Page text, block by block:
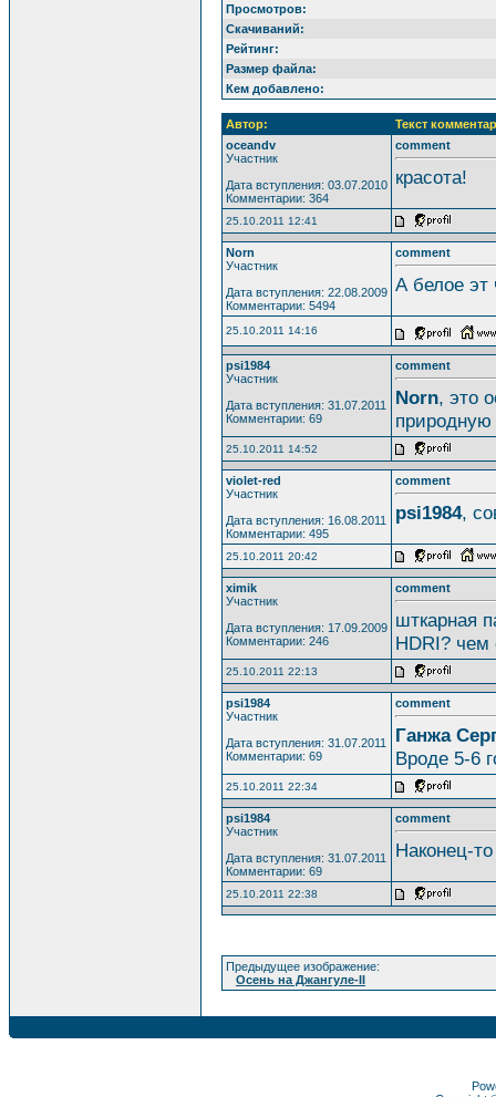
Просмотров:
Скачиваний:
Рейтинг:
Размер файла:
Кем добавлено:
Автор:
Текст
oceandv
Участник
Дата вступления: 03.07.2010
Комментарии: 364
comment
красота!
25.10.2011 12:41
Norn
Участник
Дата вступления: 22.08.2009
Комментарии: 5494
comment
А белое эт
25.10.2011 14:16
psi1984
Участник
Дата вступления: 31.07.2011
Комментарии: 69
comment
Norn, это
природную
25.10.2011 14:52
violet-red
Участник
Дата вступления: 16.08.2011
Комментарии: 495
comment
psi1984,
25.10.2011 20:42
ximik
Участник
Дата вступления: 17.09.2009
Комментарии: 246
comment
шткарная
HDRI? чем
25.10.2011 22:13
psi1984
Участник
Дата вступления: 31.07.2011
Комментарии: 69
comment
Ганжа
Вроде 5-6
25.10.2011 22:34
psi1984
Участник
Дата вступления: 31.07.2011
Комментарии: 69
comment
Наконец-
25.10.2011 22:38
Предыдущее изображение:
Осень на Джангуле-II